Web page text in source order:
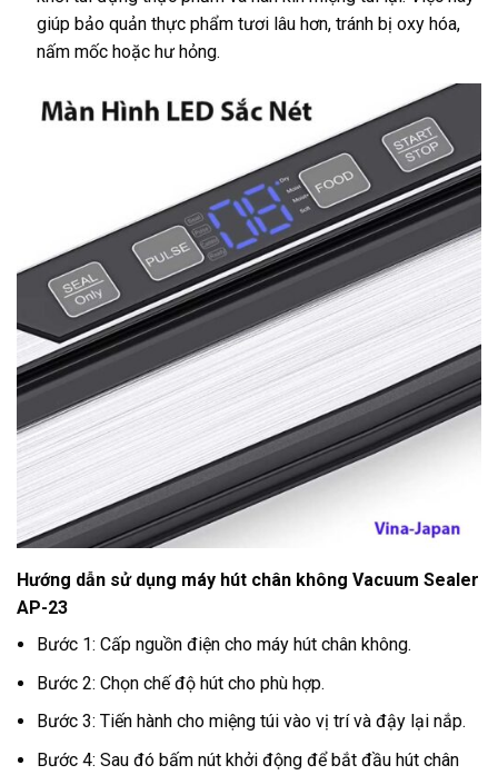
giúp bảo quản thực phẩm tươi lâu hơn, tránh bị oxy hóa,
nấm mốc hoặc hư hỏng.
Hướng dẫn sử dụng máy hút chân không Vacuum Sealer
AP-23
Bước 1: Cấp nguồn điện cho máy hút chân không.
Bước 2: Chọn chế độ hút cho phù hợp.
Bước 3: Tiến hành cho miệng túi vào vị trí và đậy lại nắp.
Bước 4: Sau đó bấm nút khởi động để bắt đầu hút chân